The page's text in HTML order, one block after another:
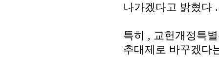
나가겠다고 밝혔다 .
특히 , 교헌개정특
추대제로 바꾸겠다